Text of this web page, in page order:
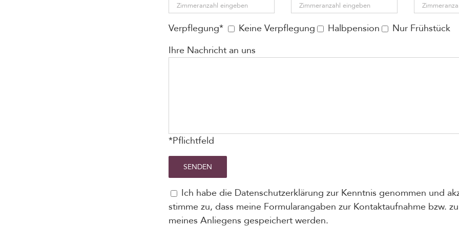
Verpflegung* Keine Verpflegung Halbpension
Nur Frühstück
Ihre Nachricht an uns
*Pflichtfeld
Ich habe die Datenschutzerklärung zur Kenntnis genommen und
stimme zu, dass meine Formularangaben zur Kontaktaufnahme bzw.
meines Anliegens gespeichert werden.